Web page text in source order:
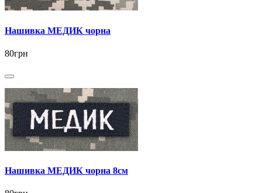
Нашивка МЕДИК чорна
80грн
Нашивка МЕДИК чорна 8см